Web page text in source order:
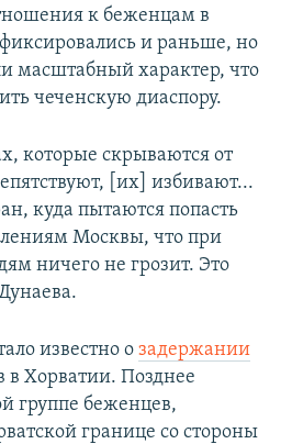
к беженцам в
и раньше, но
масштабный характер, что
чеченскую диаспору.
которые скрываются от
[их] избивают...
куда пытаются попасть
Москвы, что при
ничего не грозит. Это
известно о задержании
в Хорватии. Позднее
группе беженцев,
границе со стороны